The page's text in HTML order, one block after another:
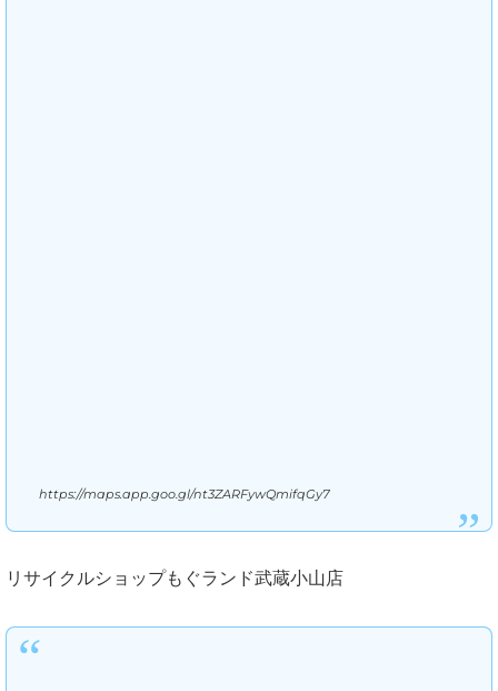
https://maps.app.goo.gl/nt3ZARFywQmifqGy7
リサイクルショップもぐランド武蔵小山店